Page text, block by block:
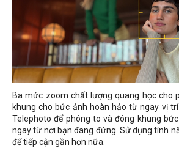
Ba mức zoom chất lượng quang học cho
khung cho bức ảnh hoàn hảo từ ngay vị
Telephoto để phóng to và đóng khung
ngay từ nơi bạn đang đứng. Sử dụng tính
để tiếp cận gần hơn nữa.